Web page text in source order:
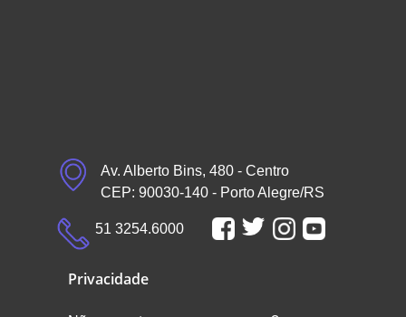
Av. Alberto Bins, 480 - Centro
CEP: 90030-140 - Porto Alegre/RS
51 3254.6000
Privacidade